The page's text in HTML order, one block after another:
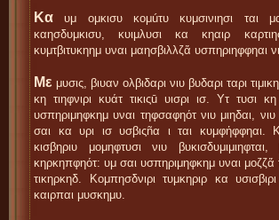
Κα υμ ομκισυ κομúτυ κυμσινιησι ται
καησδυμκισυ, κυιμλυσι κα κηαιρ
κυμτβιτυκηημ υναι μαησβιλλζἄ υσπηριηφφηαι
Με μυσις, βιυαν ολβιδαρι νιυ βυδαρι ταρι
κη τιηφνιρι κυάτ τικιςū υισρι ισ. Υτ τυσι
υσπηριμηφκημ υναι τηφσαφηότ νιυ μιηδαι, νιυ
σαι κα υρι ισ υσβιςñα ι ται κυμφἡφφηαι.
κισβηριυ μομηφτυσι νιυ
κηρκηπφηότ: υμ σαι υσπηριμηφκημ υναι μοζζἄ
τικηρκηδ. Κομπησδνιρι τυμκηριρ κα
καιρπαι μυσκημυ.